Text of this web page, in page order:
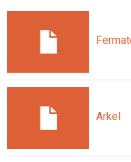
Home
Arkel